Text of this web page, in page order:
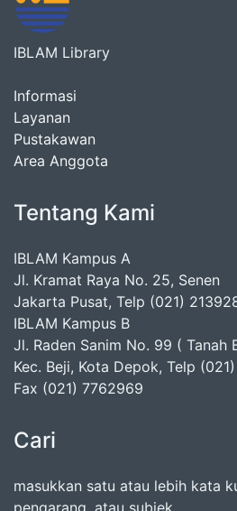
IBLAM Library
Informasi
Layanan
Pustakawan
Area Anggota
Tentang Kami
IBLAM Kampus A
Jl. Kramat Raya No. 25, Senen
Jakarta Pusat, Telp (021)
IBLAM Kampus B
Jl. Raden Sanim No. 99 ( Tanah
Kec. Beji, Kota Depok, Telp
Fax (021) 7762969
Cari
masukkan satu atau lebih kata
pengarang, atau subjek